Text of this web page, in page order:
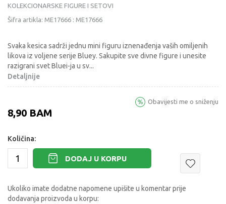
KOLEKCIONARSKE FIGURE I SETOVI
Šifra artikla: ME17666 : ME17666
Svaka kesica sadrži jednu mini figuru iznenađenja vaših omiljenih
likova iz voljene serije Bluey. Sakupite sve divne figure i unesite
razigrani svet Bluei-ja u sv...
Detaljnije
8,90 BAM
Obavijesti me o sniženju
Količina:
DODAJ U KORPU
Ukoliko imate dodatne napomene upišite u komentar prije
dodavanja proizvoda u korpu: